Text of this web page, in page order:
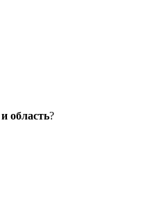
область?